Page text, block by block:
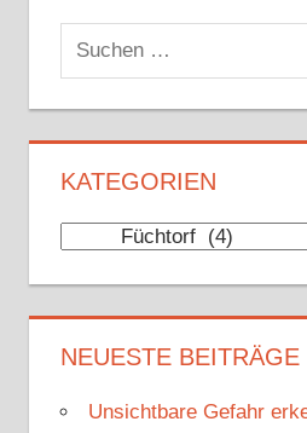
Suchen
nach:
KATEGORIEN
Kategorien
NEUESTE BEITRÄGE
Unsichtbare Gefahr